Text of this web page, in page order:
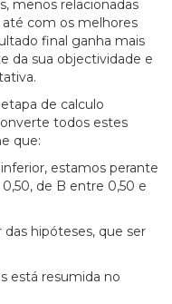
menos relacionadas
com os melhores
final ganha mais
da sua objectividade e
de calculo
todos estes
que:
estamos perante
de B entre 0,50 e
hipóteses, que ser
está resumida no